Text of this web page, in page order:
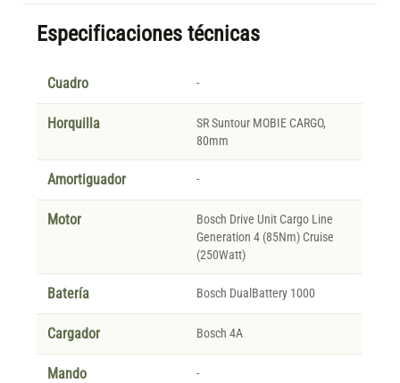
Especificaciones técnicas
Cuadro -
Horquilla
SR Suntour MOBIE CARGO,
80mm
Amortiguador -
Motor
Bosch Drive Unit Cargo Line
Generation 4 (85Nm) Cruise
(250Watt)
Batería Bosch DualBattery 1000
Cargador Bosch 4A
Mando -